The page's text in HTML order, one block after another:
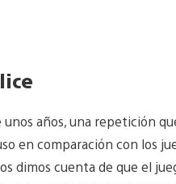
años, una repetición
en comparación con los
dimos cuenta de que el